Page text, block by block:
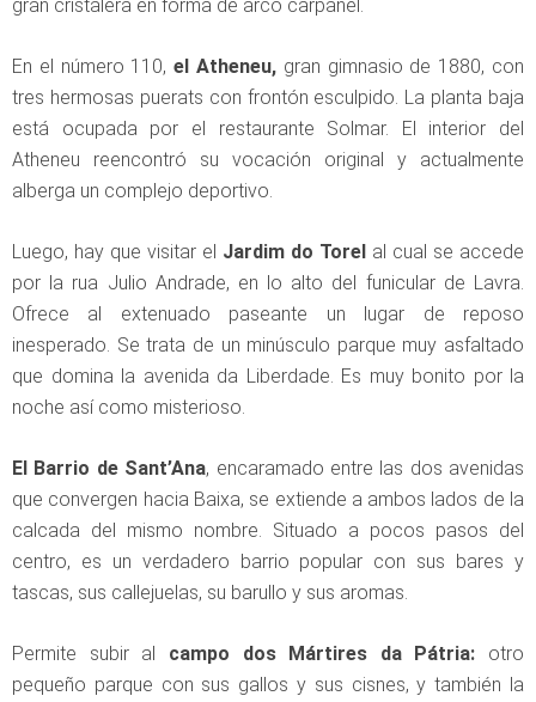
gran cristalera en forma de arco carpanel.
En el número 110, el Atheneu, gran gimnasio de 1880, con
tres hermosas puerats con frontón esculpido. La planta baja
está ocupada por el restaurante Solmar. El interior del
Atheneu reencontró su vocación original y actualmente
alberga un complejo deportivo.
Luego, hay que visitar el Jardim do Torel al cual se accede
por la rua Julio Andrade, en lo alto del funicular de Lavra.
Ofrece al extenuado paseante un lugar de reposo
inesperado. Se trata de un minúsculo parque muy asfaltado
que domina la avenida da Liberdade. Es muy bonito por la
noche así como misterioso.
El Barrio de Sant’Ana, encaramado entre las dos avenidas
que convergen hacia Baixa, se extiende a ambos lados de la
calcada del mismo nombre. Situado a pocos pasos del
centro, es un verdadero barrio popular con sus bares y
tascas, sus callejuelas, su barullo y sus aromas.
Permite subir al campo dos Mártires da Pátria: otro
pequeño parque con sus gallos y sus cisnes, y también la